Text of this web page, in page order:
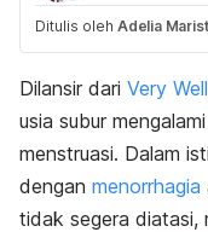
Ditulis oleh Adelia
Dilansir dari Very
usia subur
menstruasi. Dalam
dengan menorrhagia
tidak segera diatasi,